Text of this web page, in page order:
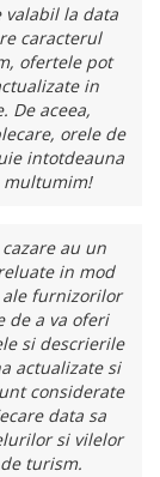
la data
caracterul
ofertele pot
in
De aceea,
orele de
intotdeauna
multumim!
au un
in mod
furnizorilor
de a va oferi
si descrierile
actualizate si
considerate
data sa
si vilelor
turism.